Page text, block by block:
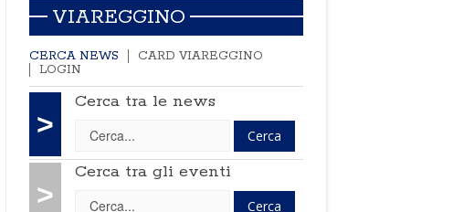
VIAREGGINO
CERCA NEWS
CARD VIAREGGINO
LOGIN
>
Cerca tra le news
>
Cerca tra gli eventi